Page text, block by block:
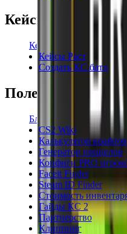
Кейсы
Кейсы КС2
Кейсы Раст
Создать КС батл
Полезное
Блог
CS2 Wiki
Калькулятор крафтов
Генератор прицелов
Конфиги PRO
Faceit Finder
Steam ID Finder
Стоимость
Гайды КС 2
Партнерство
Клиппинг